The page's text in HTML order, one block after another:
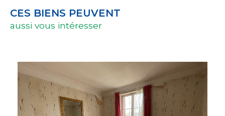
CES BIENS PEUVENT
aussi vous intéresser